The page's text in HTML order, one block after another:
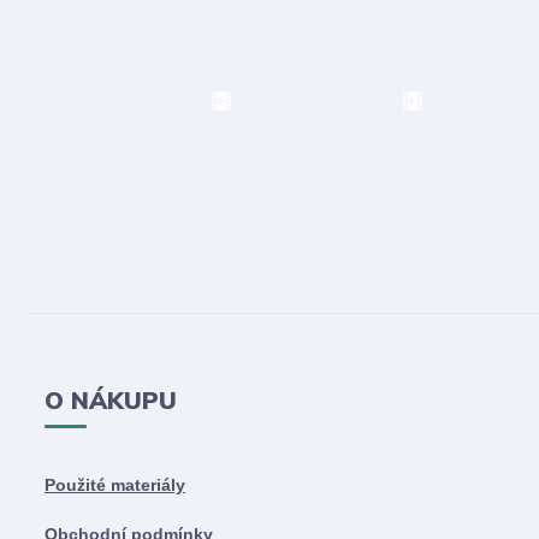
O NÁKUPU
Použité materiály
Obchodní podmínky